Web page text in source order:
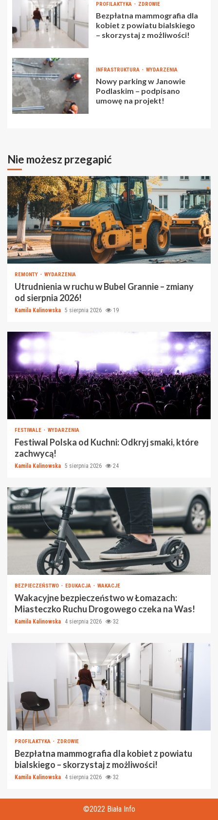
PROFILAKTYKA ZDROWIE
Bezpłatna mammografia dla
kobiet z powiatu bialskiego
– skorzystaj z możliwości!
INFRASTRUKTURA WYDARZENIA
Nowy parking w Janowie
Podlaskim – podpisano
umowę na projekt!
Nie możesz przegapić
REMONTY WYDARZENIA
Utrudnienia w ruchu w Bubel Grannie – zmiany
od sierpnia 2026!
Kamila Kalinowska 5 sierpnia 2026 19
FESTIWALE WYDARZENIA
Festiwal Polska od Kuchni: Odkryj smaki, które
zachwycą!
Kamila Kalinowska 5 sierpnia 2026 24
BEZPIECZEŃSTWO EDUKACJA WAKACJE
Wakacyjne bezpieczeństwo w Łomazach:
Miasteczko Ruchu Drogowego czeka na Was!
Kamila Kalinowska 4 sierpnia 2026 32
PROFILAKTYKA ZDROWIE
Bezpłatna mammografia dla kobiet z powiatu
bialskiego – skorzystaj z możliwości!
Kamila Kalinowska 4 sierpnia 2026 32
©2022 Biała Info